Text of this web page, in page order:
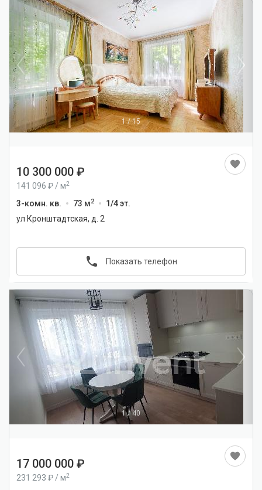
1/15
10 300 000
141 096 / м2
3-комн. кв. 73 м2
1/4 эт.
ул Кронштадтская, д. 2
Показать телефон
1/40
17 000 000
231 293 / м2